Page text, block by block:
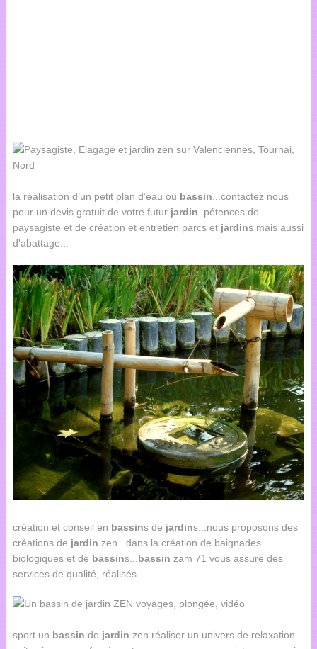
la réalisation d’un petit plan d’eau ou bassin...contactez nous
pour un devis gratuit de votre futur jardin..pétences de
paysagiste et de création et entretien parcs et jardins mais aussi
d'abattage...
création et conseil en bassins de jardins...nous proposons des
créations de jardin zen...dans la création de baignades
biologiques et de bassins... bassin zam 71 vous assure des
services de qualité, réalisés...
sport un bassin de jardin zen réaliser un univers de relaxation